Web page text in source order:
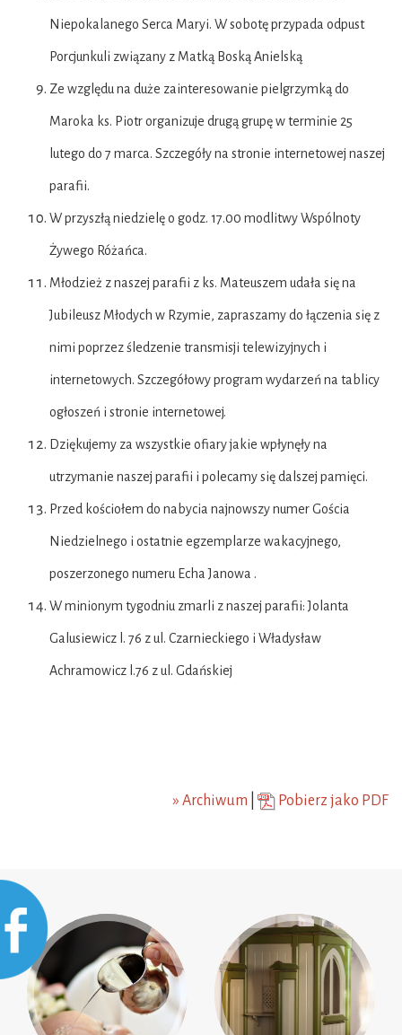
Niepokalanego Serca Maryi. W sobotę przypada odpust
Porcjunkuli związany z Matką Boską Anielską
Ze względu na duże zainteresowanie pielgrzymką do
Maroka ks. Piotr organizuje drugą grupę w terminie 25
lutego do 7 marca. Szczegóły na stronie internetowej naszej
parafii.
W przyszłą niedzielę o godz. 17.00 modlitwy Wspólnoty
Żywego Różańca.
Młodzież z naszej parafii z ks. Mateuszem udała się na
Jubileusz Młodych w Rzymie, zapraszamy do łączenia się z
nimi poprzez śledzenie transmisji telewizyjnych i
internetowych. Szczegółowy program wydarzeń na tablicy
ogłoszeń i stronie internetowej.
Dziękujemy za wszystkie ofiary jakie wpłynęły na
utrzymanie naszej parafii i polecamy się dalszej pamięci.
Przed kościołem do nabycia najnowszy numer Gościa
Niedzielnego i ostatnie egzemplarze wakacyjnego,
poszerzonego numeru Echa Janowa .
W minionym tygodniu zmarli z naszej parafii: Jolanta
Galusiewicz l. 76 z ul. Czarnieckiego i Władysław
Achramowicz l.76 z ul. Gdańskiej
» Archiwum Pobierz jako PDF